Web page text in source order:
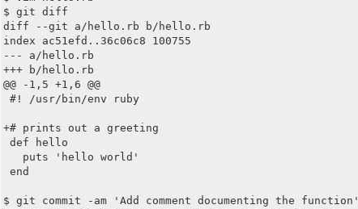
$ git diff
diff --git a/hello.rb b/hello.rb
index ac51efd..36c06c8 100755
--- a/hello.rb
+++ b/hello.rb
@@ -1,5 +1,6 @@
#! /usr/bin/env ruby
+# prints out a greeting
def hello
   puts 'hello world'
end
$ git commit -am 'Add comment documenting the function'